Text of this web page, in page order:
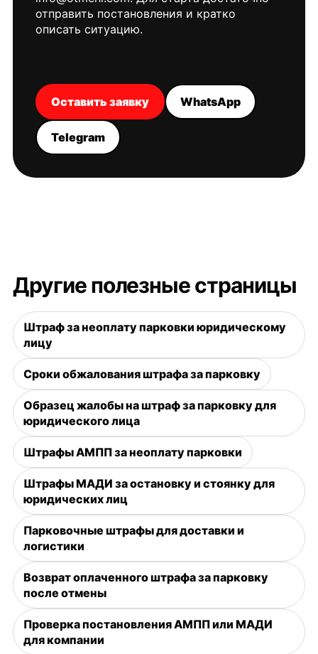
отправить постановления и кратко
описать ситуацию.
Оставить заявку WhatsApp
Telegram
Другие полезные страницы
Штраф за неоплату парковки юридическому
лицу
Сроки обжалования штрафа за парковку
Образец жалобы на штраф за парковку для
юридического лица
Штрафы АМПП за неоплату парковки
Штрафы МАДИ за остановку и стоянку для
юридических лиц
Парковочные штрафы для доставки и
логистики
Возврат оплаченного штрафа за парковку
после отмены
Проверка постановления АМПП или МАДИ
для компании